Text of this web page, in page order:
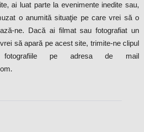
ai luat parte la evenimente inedite sau,
o anumită situaţie pe care vrei să o
ne. Dacă ai filmat sau fotografiat un
să apară pe acest site, trimite-ne clipul
pe adresa de mail